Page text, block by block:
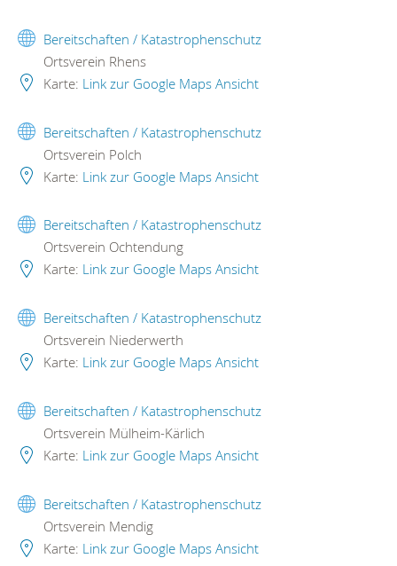
Bereitschaften / Katastrophenschutz
Ortsverein Rhens
Karte: Link zur Google Maps Ansicht
Bereitschaften / Katastrophenschutz
Ortsverein Polch
Karte: Link zur Google Maps Ansicht
Bereitschaften / Katastrophenschutz
Ortsverein Ochtendung
Karte: Link zur Google Maps Ansicht
Bereitschaften / Katastrophenschutz
Ortsverein Niederwerth
Karte: Link zur Google Maps Ansicht
Bereitschaften / Katastrophenschutz
Ortsverein Mülheim-Kärlich
Karte: Link zur Google Maps Ansicht
Bereitschaften / Katastrophenschutz
Ortsverein Mendig
Karte: Link zur Google Maps Ansicht